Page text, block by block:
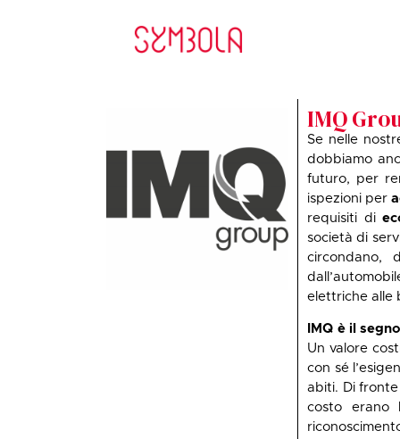
IMQ
Se nelle
dobbiamo
futuro, per
ispezioni per
requisiti di
società di
circondano,
elettriche alle
IMQ è il
Un valore
con sé
abiti. Di
costo erano